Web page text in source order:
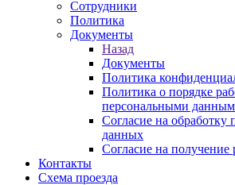
Сотрудники
Политика
Документы
Назад
Документы
Политика
Политика о порядке
персональными
Согласие на обработку
данных
Согласие на получение
Контакты
Схема проезда